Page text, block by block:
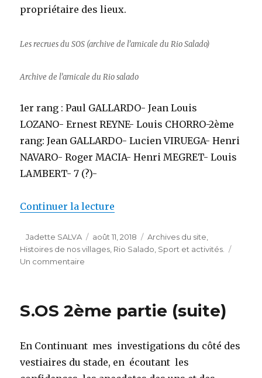
propriétaire des lieux.
Les recrues du SOS (archive de l’amicale du Rio Salado)
Archive de l’amicale du Rio salado
1er rang : Paul GALLARDO- Jean Louis
LOZANO- Ernest REYNE- Louis CHORRO-2ème
rang: Jean GALLARDO- Lucien VIRUEGA- Henri
NAVARO- Roger MACIA- Henri MEGRET- Louis
LAMBERT- 7 (?)-
Continuer la lecture
Auteur
Jadette SALVA
Publié
le
août 11, 2018 Catégories
Archives du site
Histoires de nos villages Rio Salado Sport et activités.
Un commentaire
« FOOT
-
Un
S.OS 2ème partie (suite)
En Continuant mes investigations du côté des
vestiaires du stade, en écoutant les